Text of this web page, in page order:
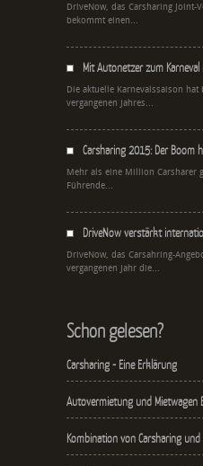
DriveNow, das Carsharing Joint-
bekommt einen...
Mit Autonetzer zum
Die aktuelle Karnevalssaison
vergangenen Jahres...
Carsharing 2015: Der Boom
Mehr als eine Million Carsharer
Führende...
DriveNow verstärkt
DriveNow, das Carsahring-
vergangenen Jahr die...
Schon gelesen?
Carsharing - Eine Erklärung
Autovermietung und Mietwagen
Kombination von Carsharing